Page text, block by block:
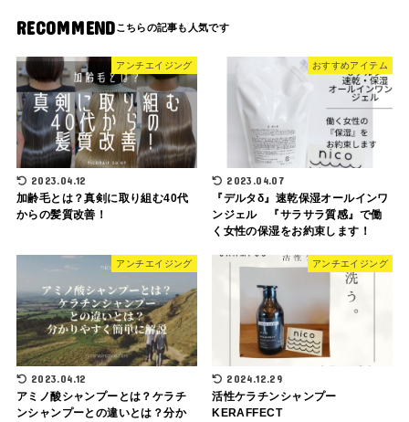
RECOMMEND
アンチエイジング
2023.04.12
加齢毛とは？真剣に取り組む40代
からの髪質改善！
おすすめアイテム
2023.04.07
『デルタδ』速乾保湿オールインワ
ンジェル 『サラサラ質感』で働
く女性の保湿をお約束します！
アンチエイジング
2023.04.12
アミノ酸シャンプーとは？ケラチ
ンシャンプーとの違いとは？分か
アンチエイジング
2024.12.29
活性ケラチンシャンプー
KERAFFECT